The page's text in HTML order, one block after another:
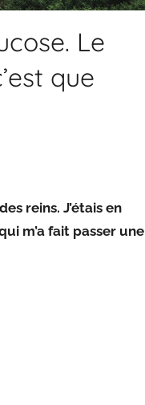
Le
que
reins. J’étais en
m’a fait passer une